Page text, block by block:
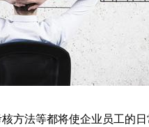
方法等都将使企业员工的